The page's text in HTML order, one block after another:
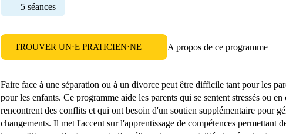
5 séances
TROUVER UN·E PRATICIEN·NE A propos de ce programme
Faire face à une séparation ou à un divorce peut être difficile tant pour les
pour les enfants. Ce programme aide les parents qui se sentent stressés ou en
rencontrent des conflits et qui ont besoin d'un soutien supplémentaire pour
changements. Il met l'accent sur l'apprentissage de compétences permettant